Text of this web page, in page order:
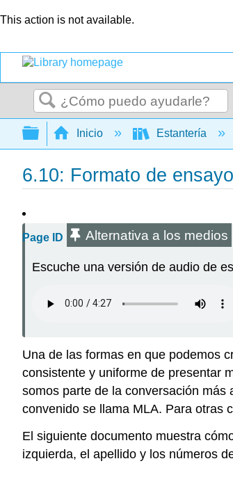
This action is not available.
Buscar
Expandir/contraer
Inicio Estantería
6.10: Formato de
Page ID Alternativa a los medios
Escuche una versión de audio de
Una de las formas en que podemos
consistente y uniforme de presentar
somos parte de la conversación
convenido se llama MLA. Para otras
El siguiente documento muestra
izquierda, el apellido y los números